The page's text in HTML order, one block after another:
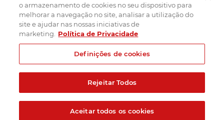
FORÇA DE VENDAS
ASSISTÊNCIA TÉCNICA
DOWNLOADS
CONTATO
Mapa do Site Termos de uso Política de privacidade
Created by
o armazenamento de cookies no seu dispositivo para
melhorar a navegação no site, analisar a utilização do
site e ajudar nas nossas iniciativas de
marketing.
Política de Privacidade
Definições de cookies
Rejeitar Todos
Aceitar todos os cookies